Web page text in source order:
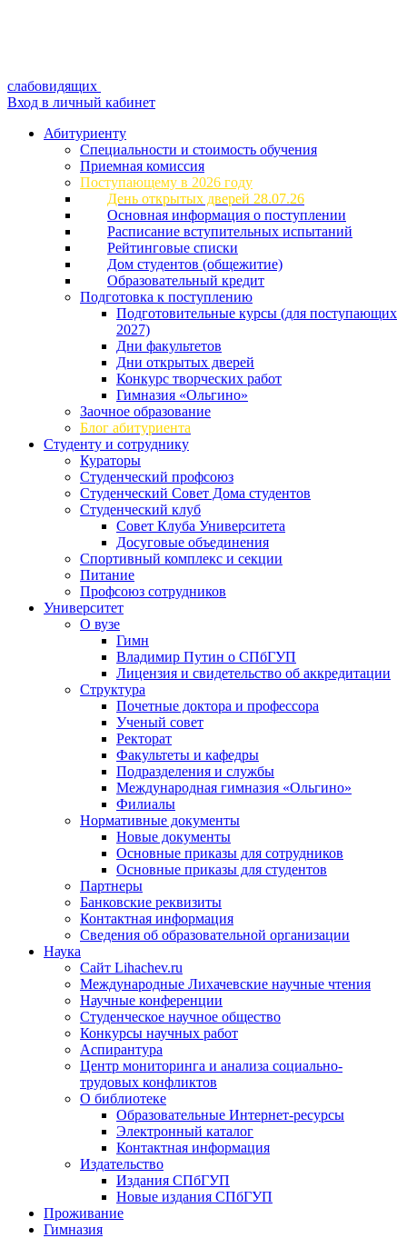
слабовидящих
Вход в личный кабинет
Абитуриенту
Специальности и стоимость обучения
Приемная комиссия
Поступающему в 2026 году
День открытых дверей 28.07.26
Основная информация о поступлении
Расписание вступительных испытаний
Рейтинговые списки
Дом студентов (общежитие)
Образовательный кредит
Подготовка к поступлению
Подготовительные курсы (для поступающих
2027)
Дни факультетов
Дни открытых дверей
Конкурс творческих работ
Гимназия «Ольгино»
Заочное образование
Блог абитуриента
Студенту и сотруднику
Кураторы
Студенческий профсоюз
Студенческий Совет Дома студентов
Студенческий клуб
Совет Клуба Университета
Досуговые объединения
Спортивный комплекс и секции
Питание
Профсоюз сотрудников
Университет
О вузе
Гимн
Владимир Путин о СПбГУП
Лицензия и свидетельство об аккредитации
Структура
Почетные доктора и профессора
Ученый совет
Ректорат
Факультеты и кафедры
Подразделения и службы
Международная гимназия «Ольгино»
Филиалы
Нормативные документы
Новые документы
Основные приказы для сотрудников
Основные приказы для студентов
Партнеры
Банковские реквизиты
Контактная информация
Сведения об образовательной организации
Наука
Сайт Lihachev.ru
Международные Лихачевские научные чтения
Научные конференции
Студенческое научное общество
Конкурсы научных работ
Аспирантура
Центр мониторинга и анализа социально-
трудовых конфликтов
О библиотеке
Образовательные Интернет-ресурсы
Электронный каталог
Контактная информация
Издательство
Издания СПбГУП
Новые издания СПбГУП
Проживание
Гимназия